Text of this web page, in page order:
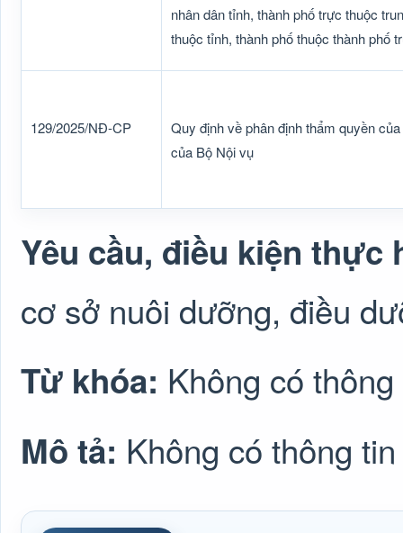
nhân dân tỉnh, thành phố trực thuộc
thuộc tỉnh, thành phố thuộc thành phố
129/2025/NĐ-CP
Quy định về phân định thẩm quyền
của Bộ Nội vụ
Yêu cầu, điều kiện thực
cơ sở nuôi dưỡng, điều
Từ khóa: Không có
Mô tả: Không có thông tin